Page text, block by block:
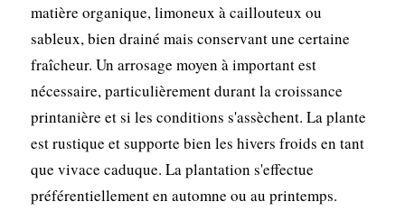
matière organique, limoneux à caillouteux ou
sableux, bien drainé mais conservant une certaine
fraîcheur. Un arrosage moyen à important est
nécessaire, particulièrement durant la croissance
printanière et si les conditions s'assèchent. La plante
est rustique et supporte bien les hivers froids en tant
que vivace caduque. La plantation s'effectue
préférentiellement en automne ou au printemps.